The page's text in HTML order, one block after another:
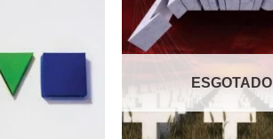
ESGOTADO